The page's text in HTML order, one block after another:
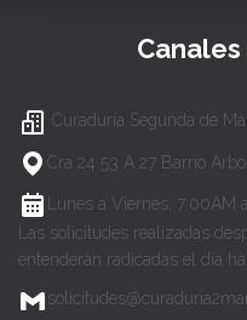
Curaduría Segunda de
Cra 24 53 A 27 Barrio
Lunes a Viernes, 7:00AM
Las solicitudes realizadas
entenderán radicadas el día